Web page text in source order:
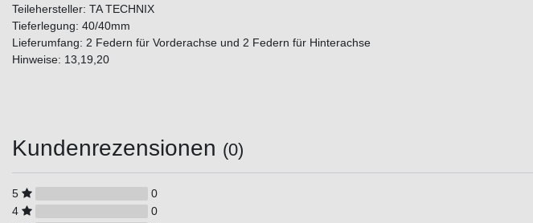
Teilehersteller: TA TECHNIX
Tieferlegung: 40/40mm
Lieferumfang: 2 Federn für Vorderachse und 2 Federn für Hinterachse
Hinweise: 13,19,20
Kundenrezensionen (0)
5
0
4
0